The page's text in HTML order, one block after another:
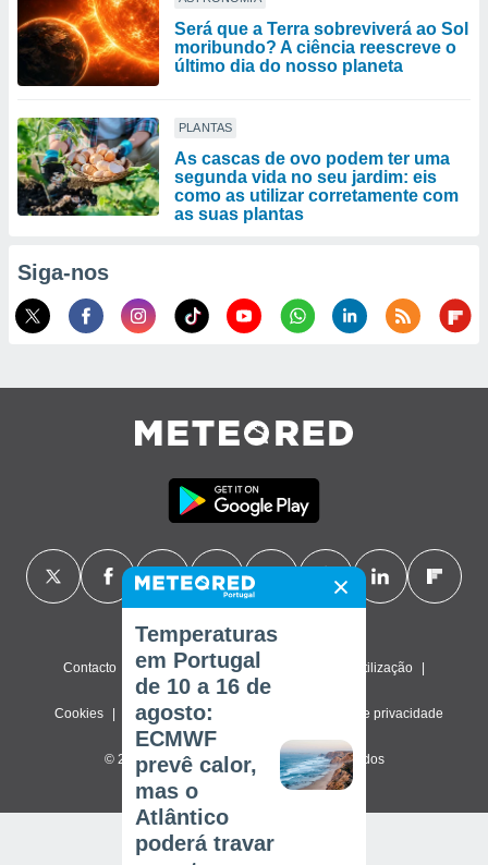
Será que a Terra sobreviverá ao Sol
moribundo? A ciência reescreve o
último dia do nosso planeta
PLANTAS
As cascas de ovo podem ter uma
segunda vida no seu jardim: eis
como as utilizar corretamente com
as suas plantas
Siga-nos
Contacto Sobre nós FAQ Termos de utilização
Cookies Política de privacidade Definições de privacidade
© 2026 Meteored. Todos os direitos reservados
Temperaturas
em Portugal
de 10 a 16 de
agosto:
ECMWF
prevê calor,
mas o
Atlântico
poderá travar